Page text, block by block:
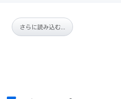
さらに読み込む...